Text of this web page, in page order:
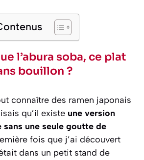
l’abura soba, ce plat
bouillon ?
connaître des ramen japonais
qu’il existe une version
sans une seule goutte de
fois que j’ai découvert
dans un petit stand de